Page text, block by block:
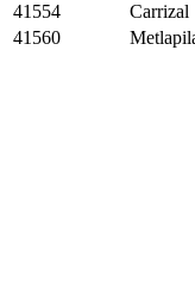
41554
Carrizal
41560